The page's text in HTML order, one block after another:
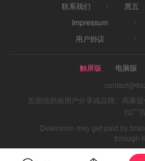
联系我们 黑五
Impressum
用户协议
触屏版 电脑版
页面信息由用户分享或品牌、商家
扣广告
Dealmoon may get paid by
through